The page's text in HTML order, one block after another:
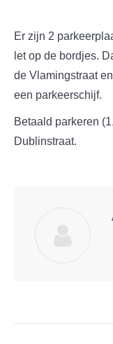
Er zijn 2
let op de bordjes.
de Vlamingstraat
een parkeerschijf.
Betaald parkeren
Dublinstraat.